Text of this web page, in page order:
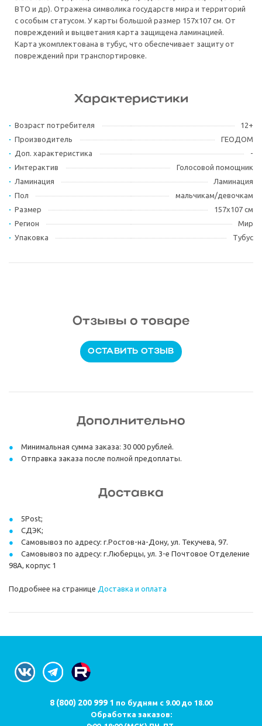
ВТО и др). Отражена символика государств мира и территорий
с особым статусом. У карты большой размер 157х107 см. От
повреждений и выцветания карта защищена ламинацией.
Карта укомплектована в тубус, что обеспечивает защиту от
повреждений при транспортировке.
Характеристики
Возраст потребителя
12+
Производитель
ГЕОДОМ
Доп. характеристика
-
Интерактив
Голосовой помощник
Ламинация
Ламинация
Пол
мальчикам/девочкам
Размер
157х107 см
Регион
Мир
Упаковка
Тубус
Отзывы о товаре
ОСТАВИТЬ ОТЗЫВ
Дополнительно
Минимальная сумма заказа: 30 000 рублей.
Отправка заказа после полной предоплаты.
Доставка
5Post;
СДЭК;
Самовывоз по адресу: г.Ростов-на-Дону, ул. Текучева, 97.
Самовывоз по адресу: г.Люберцы, ул. 3-е Почтовое Отделение
98А, корпус 1
Подробнее на странице Доставка и оплата
8 (800) 200 999 1 по будням с 9.00 до 18.00
Обработка заказов: